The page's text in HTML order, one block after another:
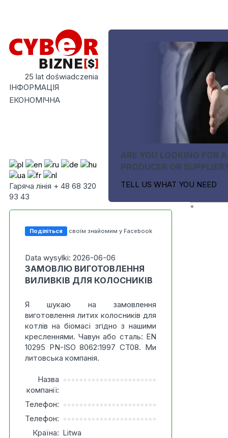
25 lat doświadczenia
ІНФОРМАЦІЯ
ЕКОНОМІЧНА
Гаряча лінія + 48 68 320
93 43
ARE YOU LOOKING FOR A
PRODUCER OR
TELL US WHAT YOU NEED
Поділіться своїм знайомим у Facebook
Data wysylki: 2026-06-06
ЗАМОВЛЮ ВИГОТОВЛЕННЯ
ВИЛИВКІВ ДЛЯ КОЛОСНИКІВ
Я шукаю на замовлення
виготовлення литих колосників для
котлів на біомасі згідно з нашими
кресленнями. Чавун або сталь: EN
10295 PN-ISO 8062:1997 CT08. Ми
литовська компанія.
Назва
компанії:
***********************
Телефон: ***********************
Телефон: ***********************
Країна: Litwa
*